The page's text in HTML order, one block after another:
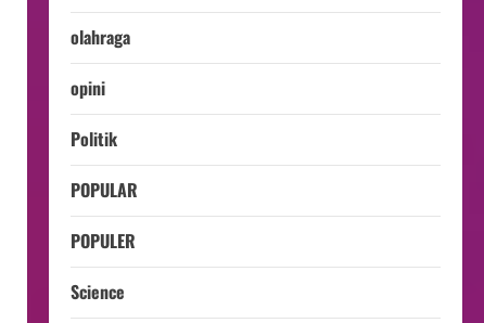
olahraga
opini
Politik
POPULAR
POPULER
Science